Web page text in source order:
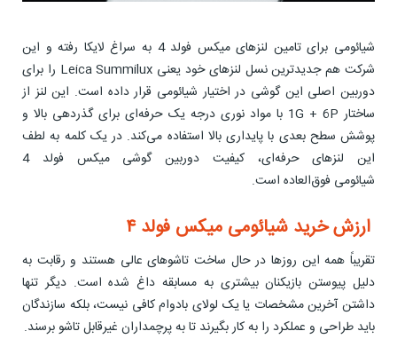
شیائومی برای تامین لنزهای میکس فولد 4 به سراغ لایکا رفته و این
شرکت هم جدیدترین نسل لنزهای خود یعنی Leica Summilux را برای
دوربین اصلی این گوشی در اختیار شیائومی قرار داده است. این لنز از
ساختار 1G + 6P با مواد نوری درجه یک حرفه‌ای برای گذردهی بالا و
پوشش سطح بعدی با پایداری بالا استفاده می‌کند. در یک کلمه به لطف
این لنزهای حرفه‌ای، کیفیت دوربین گوشی میکس فولد 4
شیائومی فوق‌العاده است.
ارزش خرید شیائومی میکس فولد ۴
تقریباً همه این روزها در حال ساخت تاشوهای عالی هستند و رقابت به
دلیل پیوستن بازیکنان بیشتری به مسابقه داغ شده است. دیگر تنها
داشتن آخرین مشخصات یا یک لولای بادوام کافی نیست، بلکه سازندگان
باید طراحی و عملکرد را به کار بگیرند تا به پرچمداران غیرقابل تاشو برسند.